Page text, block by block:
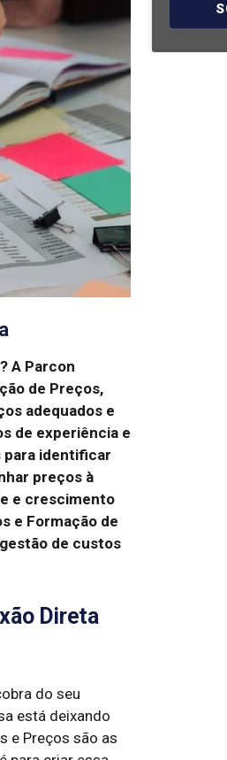
A Parcon
de Preços,
adequados e
de experiência e
para identificar
preços à
e crescimento
e Formação de
de custos
Direta
do seu
está deixando
e Preços são as